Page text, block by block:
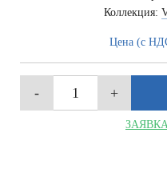
Коллекция:
Цена (с